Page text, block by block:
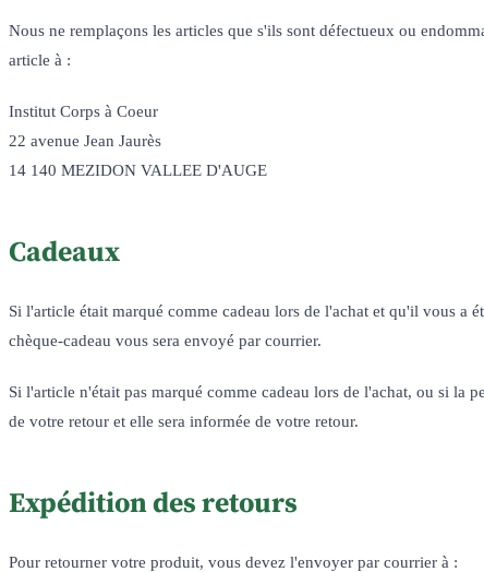
Nous ne remplaçons les articles que s'ils sont défectueux ou
article à :
Institut Corps à Coeur
22 avenue Jean Jaurès
14 140 MEZIDON VALLEE D'AUGE
Cadeaux
Si l'article était marqué comme cadeau lors de l'achat et qu'il vous a
chèque-cadeau vous sera envoyé par courrier.
Si l'article n'était pas marqué comme cadeau lors de l'achat, ou si la
de votre retour et elle sera informée de votre retour.
Expédition des retours
Pour retourner votre produit, vous devez l'envoyer par courrier à :